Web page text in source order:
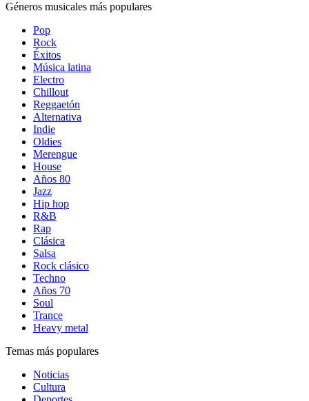
Géneros musicales más populares
Pop
Rock
Éxitos
Música latina
Electro
Chillout
Reggaetón
Alternativa
Indie
Oldies
Merengue
House
Años 80
Jazz
Hip hop
R&B
Rap
Clásica
Salsa
Rock clásico
Techno
Años 70
Soul
Trance
Heavy metal
Temas más populares
Noticias
Cultura